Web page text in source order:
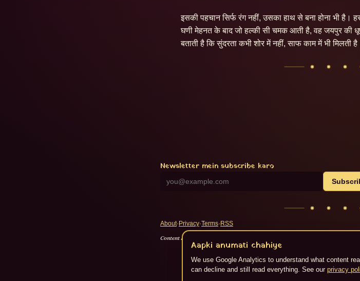
इसकी पहचान सिर्फ रंग नहीं, उसका हाथ से बना होना भी है।
घणी मेहनत के बाद जो हल्की सी चमक आती है, वह जयपुर की
बताती है कि सुंदरता कभी शोर में नहीं, साफ काम में भी मिलती
Newsletter mein subscribe karo
About· Privacy·Terms· RSS
Content Flikspace AI dwara generate kiya gaya hai. ©
Aapki anumati chahiye
We use Google Analytics to understand what content
can decline and still read everything. See our privacy